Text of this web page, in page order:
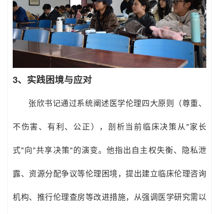
3、实践困境与应对
张欣书记通过系统阐述医学伦理四大原则（尊重、
不伤害、有利、公正），剖析当前临床决策从"家长
式"向"共享决策"的演变。他指出自主权失衡、隐私泄
露、资源分配争议等伦理困境，提出建立临床伦理咨询
机构、推行伦理查房等改进措施，从强调医学研究需以